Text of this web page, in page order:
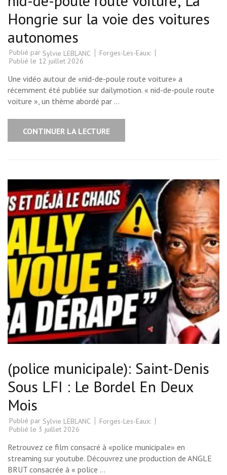
Hongrie sur la voie des voitures
autonomes
Publié par Sylvie LEBLANC
Forges-Les-Eaux:
Publié le 12 juillet 2026
Une vidéo autour de «nid-de-poule route voiture» a
récemment été publiée sur dailymotion. « nid-de-poule route
voiture », un thème abordé par …
CONTINUER LA LECTURE
(police municipale): Saint-Denis
Sous LFI : Le Bordel En Deux
Mois
Publié par Sylvie LEBLANC
Forges-Les-Eaux:
Publié le 3 juillet 2026
Retrouvez ce film consacré à «police municipale» en
streaming sur youtube. Découvrez une production de ANGLE
BRUT consacrée à « police …